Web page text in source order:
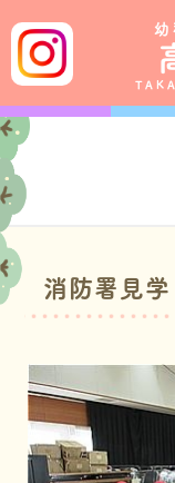
消防署見学